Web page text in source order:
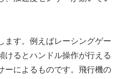
ます。例えばレーシングゲー
けるとハンドル操作が行える
ーによるものです。飛行機の